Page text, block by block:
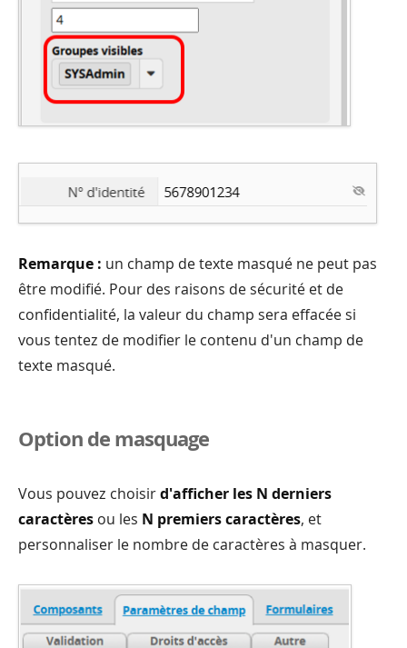
Remarque : un champ de texte masqué ne peut pas
être modifié. Pour des raisons de sécurité et de
confidentialité, la valeur du champ sera effacée si
vous tentez de modifier le contenu d'un champ de
texte masqué.
Option de masquage
Vous pouvez choisird'afficher les N derniers
caractères ou les N premiers caractères, et
personnaliser le nombre de caractères à masquer.